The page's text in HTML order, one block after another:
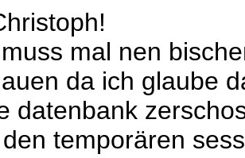
mal nen
da ich glaube
datenbank
temporären